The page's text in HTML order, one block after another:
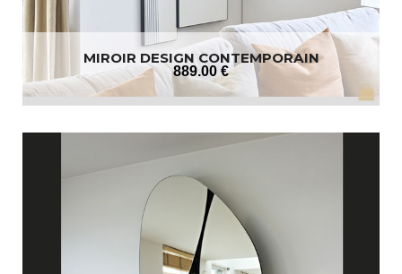
MIROIR DESIGN CONTEMPORAIN
889.00 €